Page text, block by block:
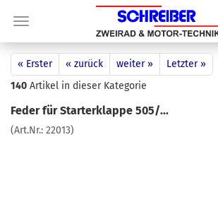
« Erster « zurück weiter »
Letzter »
140 Artikel in dieser Kategorie
Feder für Starterklappe 505/...
(Art.Nr.: 22013)